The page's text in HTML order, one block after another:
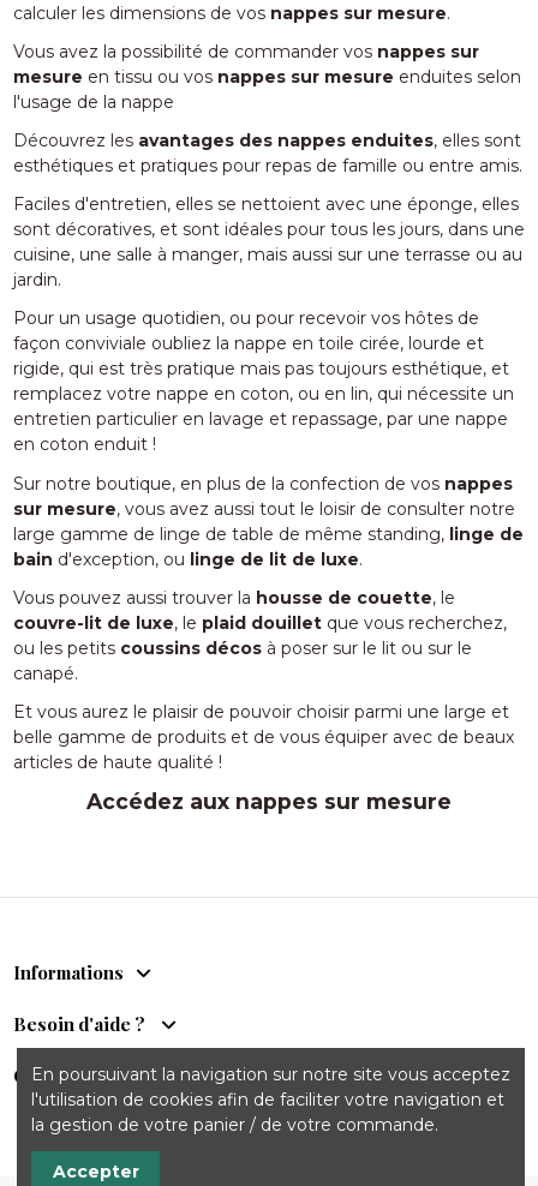
calculer les dimensions de vos nappes sur mesure.
Vous avez la possibilité de commander vos nappes sur
mesure en tissu ou vos nappes sur mesure enduites selon
l'usage de la nappe
Découvrez les avantages des nappes enduites, elles sont
esthétiques et pratiques pour repas de famille ou entre amis.
Faciles d'entretien, elles se nettoient avec une éponge, elles
sont décoratives, et sont idéales pour tous les jours, dans une
cuisine, une salle à manger, mais aussi sur une terrasse ou au
jardin.
Pour un usage quotidien, ou pour recevoir vos hôtes de
façon conviviale oubliez la nappe en toile cirée, lourde et
rigide, qui est très pratique mais pas toujours esthétique, et
remplacez votre nappe en coton, ou en lin, qui nécessite un
entretien particulier en lavage et repassage, par une nappe
en coton enduit !
Sur notre boutique, en plus de la confection de vos nappes
sur mesure, vous avez aussi tout le loisir de consulter notre
large gamme de linge de table de même standing, linge de
bain d'exception, ou linge de lit de luxe.
Vous pouvez aussi trouver la housse de couette, le
couvre-lit de luxe, le plaid douilletque vous recherchez,
ou les petits coussins décosà poser sur le lit ou sur le
canapé.
Et vous aurez le plaisir de pouvoir choisir parmi une large et
belle gamme de produits et de vous équiper avec de beaux
articles de haute qualité !
Accédez aux nappes sur mesure
Informations
Besoin d'aide ?
Comptoir du Sud
En poursuivant la navigation sur notre site vous acceptez
l'utilisation de cookies afin de faciliter votre navigation et
la gestion de votre panier / de votre commande.
Accepter